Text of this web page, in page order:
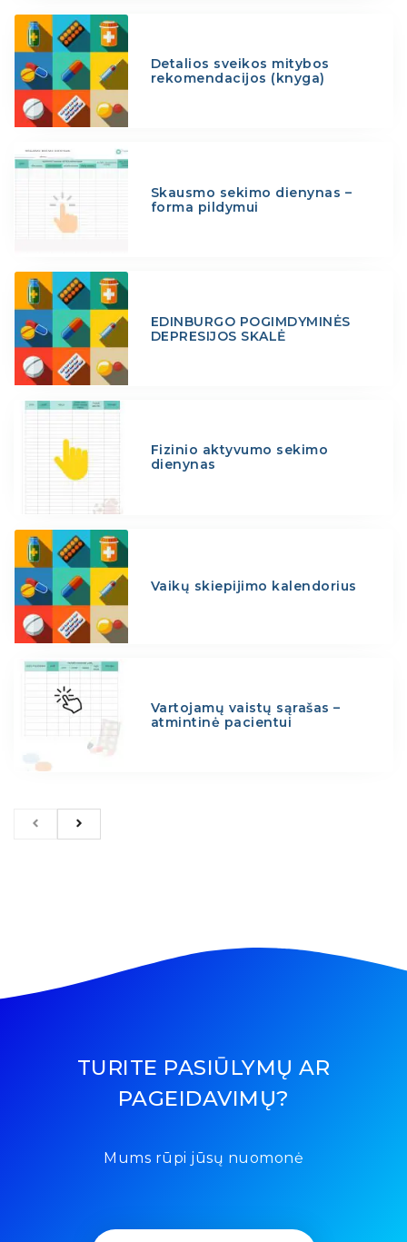
Detalios sveikos mitybos
rekomendacijos (knyga)
Skausmo sekimo dienynas –
forma pildymui
EDINBURGO POGIMDYMINĖS
DEPRESIJOS SKALĖ
Fizinio aktyvumo sekimo
dienynas
Vaikų skiepijimo kalendorius
Vartojamų vaistų sąrašas –
atmintinė pacientui
TURITE PASIŪLYMŲ AR
PAGEIDAVIMŲ?
Mums rūpi jūsų nuomonė